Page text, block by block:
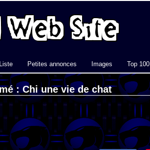
Liste Petites annonces Images Top 100
: Chi une vie de chat